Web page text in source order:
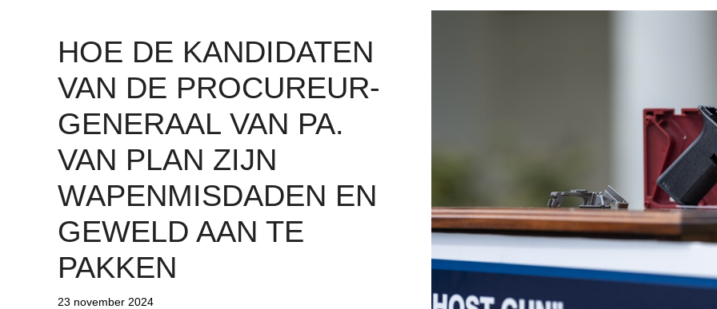
HOE DE KANDIDATEN
VAN DE PROCUREUR-
GENERAAL VAN PA.
VAN PLAN ZIJN
WAPENMISDADEN EN
GEWELD AAN TE
PAKKEN
23 november 2024